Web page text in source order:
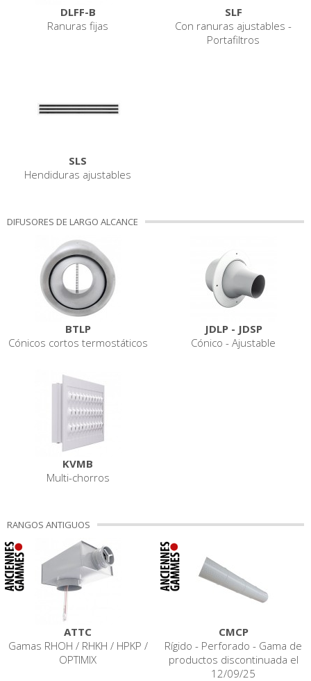
DLFF-B
Ranuras fijas
SLF
Con ranuras ajustables -
Portafiltros
SLS
Hendiduras ajustables
DIFUSORES DE LARGO ALCANCE
BTLP
Cónicos cortos termostáticos
JDLP - JDSP
Cónico - Ajustable
KVMB
Multi-chorros
RANGOS ANTIGUOS
ATTC
Gamas RHOH / RHKH / HPKP /
OPTIMIX
CMCP
Rígido - Perforado - Gama de
productos discontinuada el
12/09/25